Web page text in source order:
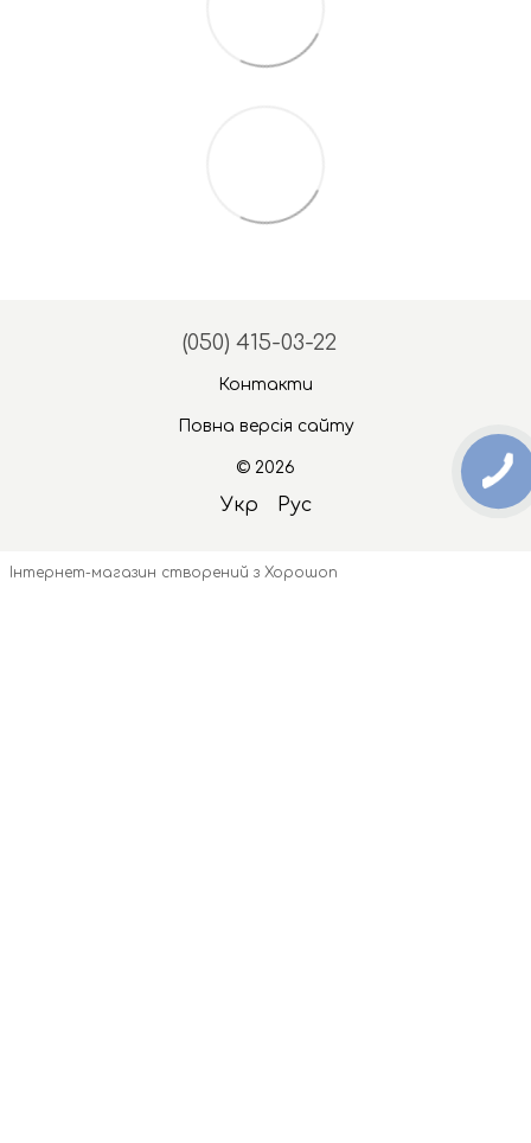
(050) 415-03-22
Контакти
Повна версія сайту
© 2026
Укр Рус
Інтернет-магазин створений з Хорошоп